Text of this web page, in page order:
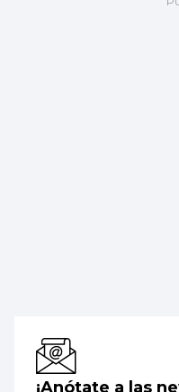
¡Anótate a las